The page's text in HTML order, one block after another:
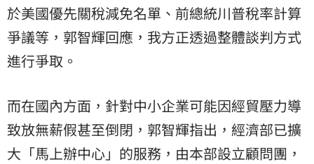
於美國優先關稅減免名單、前總統川普稅率計算
爭議等，郭智輝回應，我方正透過整體談判方式
進行爭取。
而在國內方面，針對中小企業可能因經貿壓力導
致放無薪假甚至倒閉，郭智輝指出，經濟部已擴
大「馬上辦中心」的服務，由本部設立顧問團，